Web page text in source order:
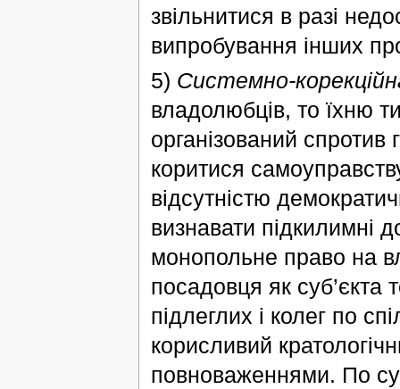
звільнитися в разі
випробування інших
5) Системно-
владолюбців, то їхню
організований спротив
коритися
відсутністю
визнавати підкилимні
монопольне право на
посадовця як суб’єкта
підлеглих і колег по
корисливий
повноваженнями. По